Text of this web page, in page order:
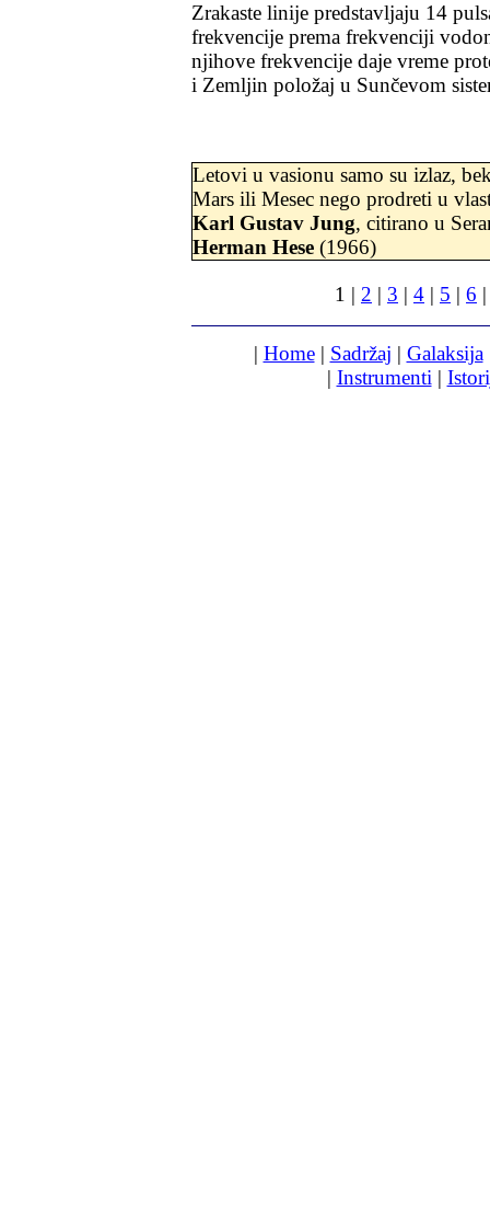
Zrakaste linije predstavljaju 14
frekvencije prema frekvenciji
njihove frekvencije daje vreme
i Zemljin položaj u Sunčevom
Letovi u vasionu samo su izlaz,
Mars ili Mesec nego prodreti u
Karl Gustav Jung, citirano u
Herman Hese (1966)
1 | 2 | 3 | 4 | 5 | 6 |
| Home| Sadržaj | Galaksija
| Instrumenti |